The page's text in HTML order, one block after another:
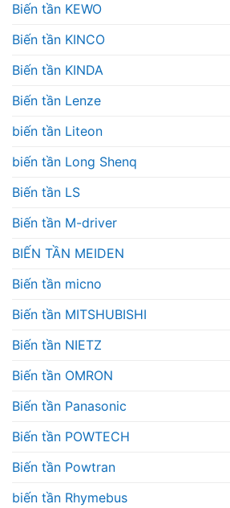
Biến tần KEWO
Biến tần KINCO
Biến tần KINDA
Biến tần Lenze
biến tần Liteon
biến tần Long Shenq
Biến tần LS
Biến tần M-driver
BIẾN TẦN MEIDEN
Biến tần micno
Biến tần MITSHUBISHI
Biến tần NIETZ
Biến tần OMRON
Biến tần Panasonic
Biến tần POWTECH
Biến tần Powtran
biến tần Rhymebus